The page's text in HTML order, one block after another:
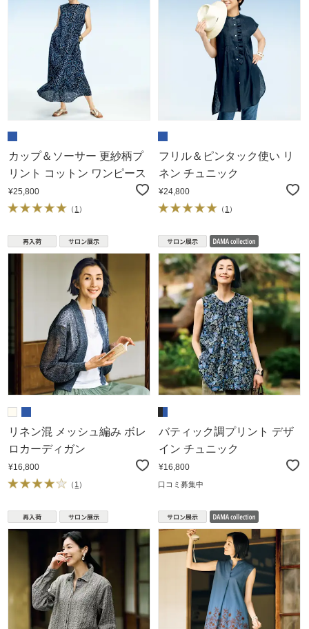
カップ＆ソーサー 更紗柄プ
リント コットン ワンピース
¥25,800
（ 1 ）
フリル＆ピンタック使い リ
ネン チュニック
¥24,800
（ 1 ）
リネン混 メッシュ編み ボレ
ロカーディガン
¥16,800
（ 1 ）
バティック調プリント デザ
イン チュニック
¥16,800
口コミ募集中